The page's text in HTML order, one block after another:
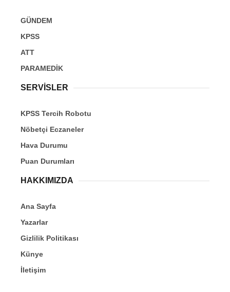
GÜNDEM
KPSS
ATT
PARAMEDİK
SERVİSLER
KPSS Tercih Robotu
Nöbetçi Eczaneler
Hava Durumu
Puan Durumları
HAKKIMIZDA
Ana Sayfa
Yazarlar
Gizlilik Politikası
Künye
İletişim